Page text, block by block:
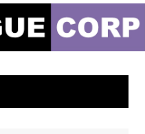
Corp –
Musicales